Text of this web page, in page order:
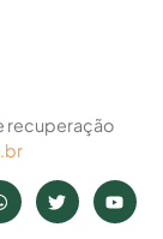
recuperação